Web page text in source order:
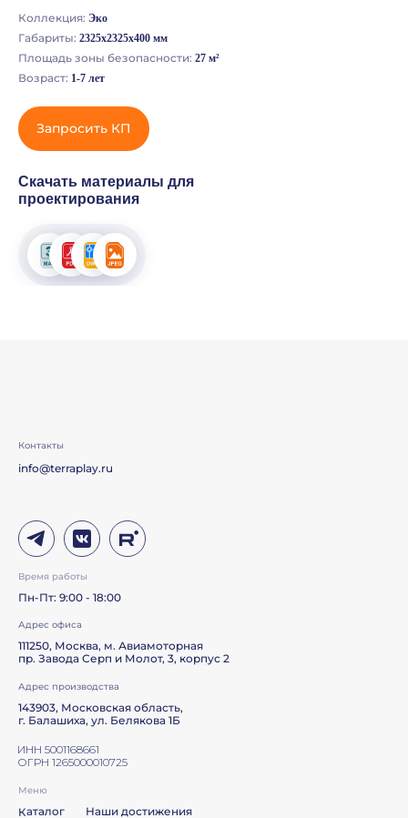
Коллекция: Эко
Габариты: 2325х2325х400 мм
Площадь зоны безопасности: 27 м²
Возраст: 1-7 лет
Запросить КП
Скачать материалы для
проектирования
info@terraplay.ru
Контакты
Пн-Пт: 9:00 - 18:00
Время работы
Адрес офиса
111250, Москва, м. Авиамоторная
пр. Завода Серп и Молот, 3, корпус 2
ИНН 5001168661
ОГРН 1265000010725
Меню
Каталог Наши достижения
Адрес производства
143903, Московская область,
г. Балашиха, ул. Белякова 1Б